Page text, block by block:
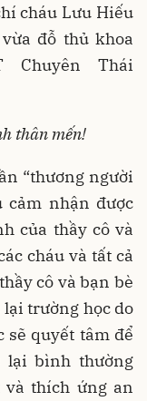
cháu Lưu Hiếu
đỗ thủ khoa
Chuyên Thái
thân mến!
“thương người
cảm nhận được
của thầy cô và
cháu và tất cả
cô và bạn bè
trường học do
sẽ quyết tâm để
lại bình thường
thích ứng an